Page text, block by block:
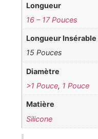
Longueur
16 – 17 Pouces
Longueur Insérable
15 Pouces
Diamètre
>1 Pouce, 1 Pouce
Matière
Silicone